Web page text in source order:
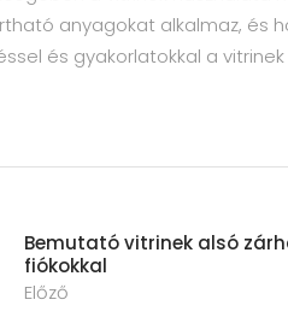
anyagokat alkalmaz, és
és gyakorlatokkal a
Bemutató vitrinek alsó
fiókokkal
Előző